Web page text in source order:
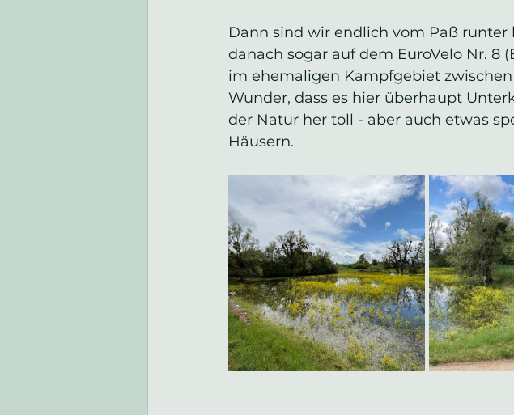
Dann sind wir endlich vom Paß
danach sogar auf dem EuroVelo Nr. 8
im ehemaligen Kampfgebiet
Wunder, dass es hier überhaupt
der Natur her toll - aber auch etwas
Häusern.